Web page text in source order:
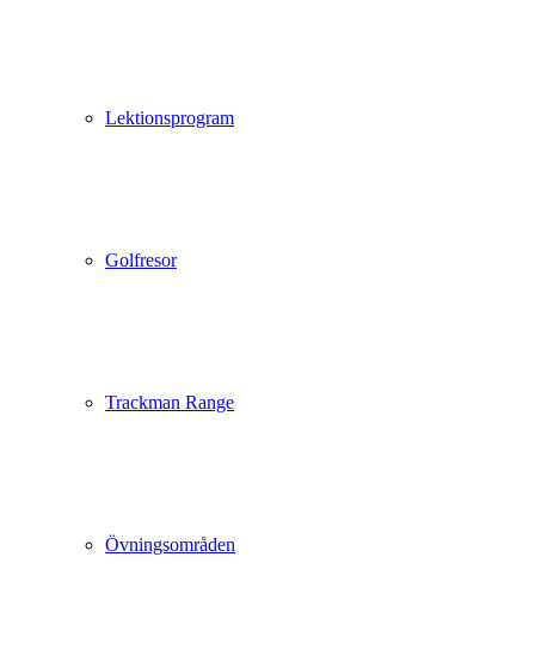
Lektionsprogram
Golfresor
Trackman Range
Övningsområden